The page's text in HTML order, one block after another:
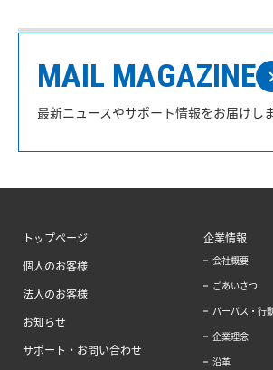
MAIL MAGAZINE
最新ニュースやサポート情報をお届けし
トップページ
個人のお客様
法人のお客様
お知らせ
サポート・お問い合わせ
企業情報
会社概要
ごあいさつ
パーパス・行
企業理念
沿革